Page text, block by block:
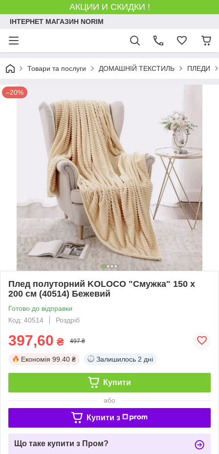
АКЦИИ И СКИДКИ !
ІНТЕРНЕТ МАГАЗИН NORIM
Товари та послуги ДОМАШНІЙ ТЕКСТИЛЬ ПЛЕДИ
–20%
Плед полуторний KOLOCO "Смужка" 150 х
200 см (40514) Бежевий
Готово до відправки
Код: 40514
Роздріб
397,60 ₴ 497 ₴
Економія 99.40 ₴ Залишилось 2 дні
Купити
або
Купити з
Що таке купити з Пром?